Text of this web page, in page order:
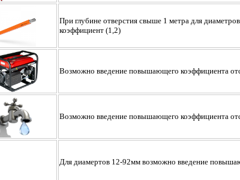
При глубине отверстия свыше 1 метра для
коэффициент (1,2)
Возможно введение повышающего коэффициента
Возможно введение повышающего коэффициента
Для диамертов 12-92мм возможно введение